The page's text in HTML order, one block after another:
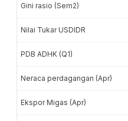
Gini rasio (Sem2)
Nilai Tukar USDIDR
PDB ADHK (Q1)
Neraca perdagangan (Apr)
Ekspor Migas (Apr)